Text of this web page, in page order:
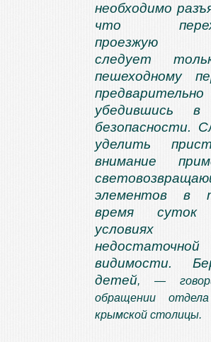
необходимо
что
проезжую
следует
пешеходному
предварительно
убедившись в
безопасности.
уделить
внимание
элементов в
время
условиях
недостаточной
видимости.
детей, —
обращении
крымской столицы.